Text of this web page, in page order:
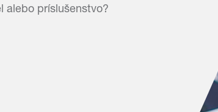
alebo príslušenstvo?